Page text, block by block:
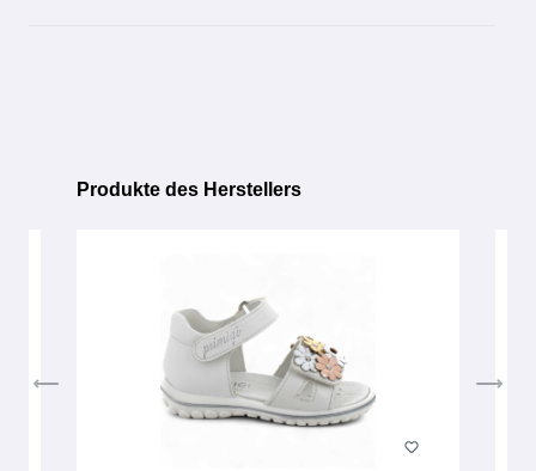
Produktgalerie überspringen
Produkte des Herstellers